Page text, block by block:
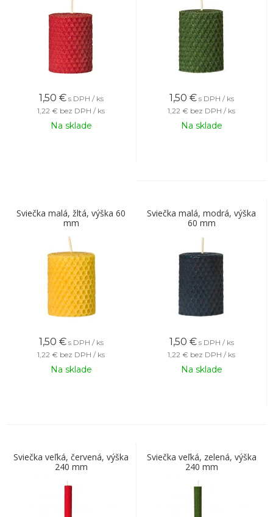
1,50 € s DPH / ks
1,22 € bez DPH / ks
Na sklade
1,50 € s DPH / ks
1,22 € bez DPH / ks
Na sklade
Sviečka malá, žltá, výška 60
mm
1,50 € s DPH / ks
1,22 € bez DPH / ks
Na sklade
Sviečka malá, modrá, výška
60 mm
1,50 € s DPH / ks
1,22 € bez DPH / ks
Na sklade
Sviečka veľká, červená, výška
240 mm
Sviečka veľká, zelená, výška
240 mm